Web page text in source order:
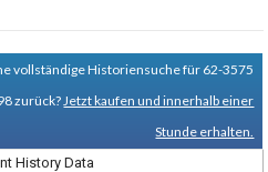
vollständige Historiensuche für 62-3575
zurück? Jetzt kaufen und innerhalb einer
Stunde erhalten.
History Data